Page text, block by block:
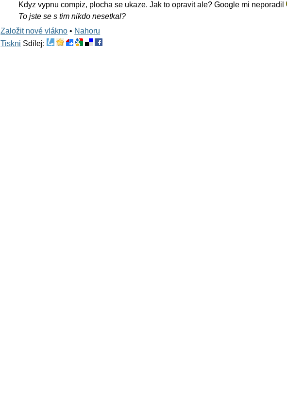
Kdyz vypnu compiz, plocha se ukaze. Jak to opravit ale? Google mi neporadil
To jste se s tim nikdo nesetkal?
Založit nové vlákno • Nahoru
Tiskni Sdílej: